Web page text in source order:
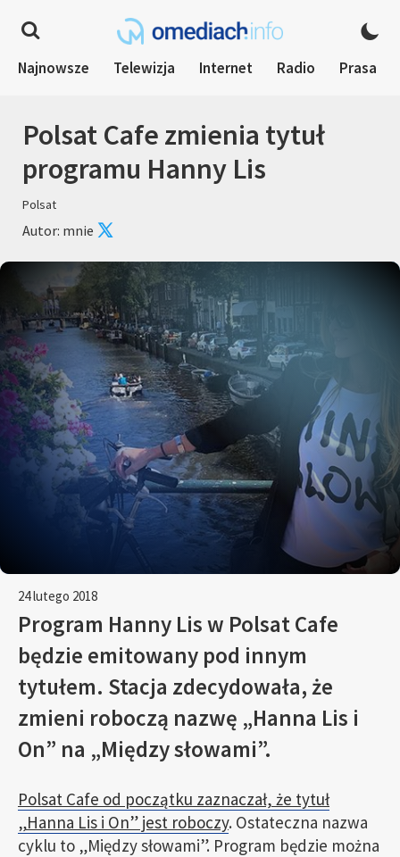
Najnowsze Telewizja Internet Radio Prasa
Polsat Cafe zmienia tytuł
programu Hanny Lis
Polsat
Autor: mnie
24 lutego 2018
Program Hanny Lis w Polsat Cafe
będzie emitowany pod innym
tytułem. Stacja zdecydowała, że
zmieni roboczą nazwę „Hanna Lis i
On” na „Między słowami”.
Polsat Cafe od początku zaznaczał, że tytuł
„Hanna Lis i On” jest roboczy. Ostateczna nazwa
cyklu to „Między słowami”. Program będzie można